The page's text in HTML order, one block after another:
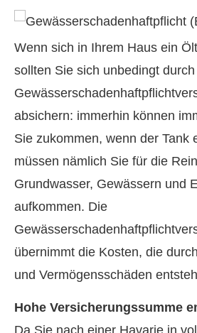
Wenn sich in Ihrem Haus ein
sollten Sie sich unbedingt
absichern: immerhin können
Sie zukommen, wenn der Tank
müssen nämlich Sie für die
Grundwasser, Gewässern und
aufkommen. Die
übernimmt die Kosten, die
und Vermögensschäden
Hohe Versicherungssumme